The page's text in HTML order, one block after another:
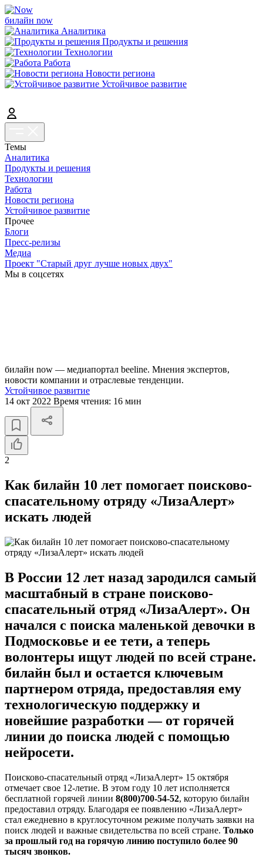
билайн now
Аналитика
Продукты и решения
Технологии
Работа
Новости региона
Устойчивое развитие
Темы
Аналитика
Продукты и решения
Технологии
Работа
Новости региона
Устойчивое развитие
Прочее
Блоги
Пресс-релизы
Медиа
Проект "Старый друг лучше новых двух"
Мы в соцсетях
билайн now — медиапортал beeline. Мнения экспертов,
новости компании и отраслевые тенденции.
Устойчивое развитие
14 окт 2022 Время чтения: 16 мин
2
Как билайн 10 лет помогает поисково-
спасательному отряду «ЛизаАлерт»
искать людей
В России 12 лет назад зародился самый
масштабный в стране поисково-
спасательный отряд «ЛизаАлерт». Он
начался с поиска маленькой девочки в
Подмосковье и ее тети, а теперь
волонтеры ищут людей по всей стране.
билайн был и остается ключевым
партнером отряда, предоставляя ему
технологическую поддержку и
новейшие разработки — от горячей
линии до поиска людей с помощью
нейросети.
Поисково-спасательный отряд «ЛизаАлерт» 15 октября
отмечает свое 12-летие. В этом году 10 лет исполняется
бесплатной горячей линии 8(800)700-54-52, которую билайн
предоставил отряду. Благодаря ее появлению «ЛизаАлерт»
стал ежедневно в круглосуточном режиме получать заявки на
поиск людей и важные свидетельства по всей стране. Только
за прошлый год на горячую линию поступило более 90
тысяч звонков.